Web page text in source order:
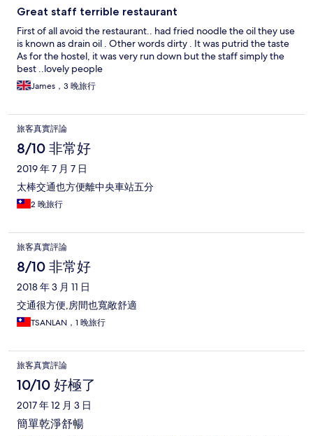
Great staff terrible restaurant
First of all avoid the restaurant.. had fried noodle the oil they use
is known as drain oil . Other words dirty . It was putrid the taste
As for the hostel, it was very run down but the staff simply the
best ..lovely people
James，3 晚旅行
旅客真實評論
8/10 非常好
2019 年 7 月 7 日
太棒交通也方便離中央車站五分
2 晚旅行
旅客真實評論
8/10 非常好
2018 年 3 月 11 日
交通很方便,房間也寬敞舒適
TSANLAN，1 晚旅行
旅客真實評論
10/10 好極了
2017 年 12 月 3 日
簡單乾淨舒暢